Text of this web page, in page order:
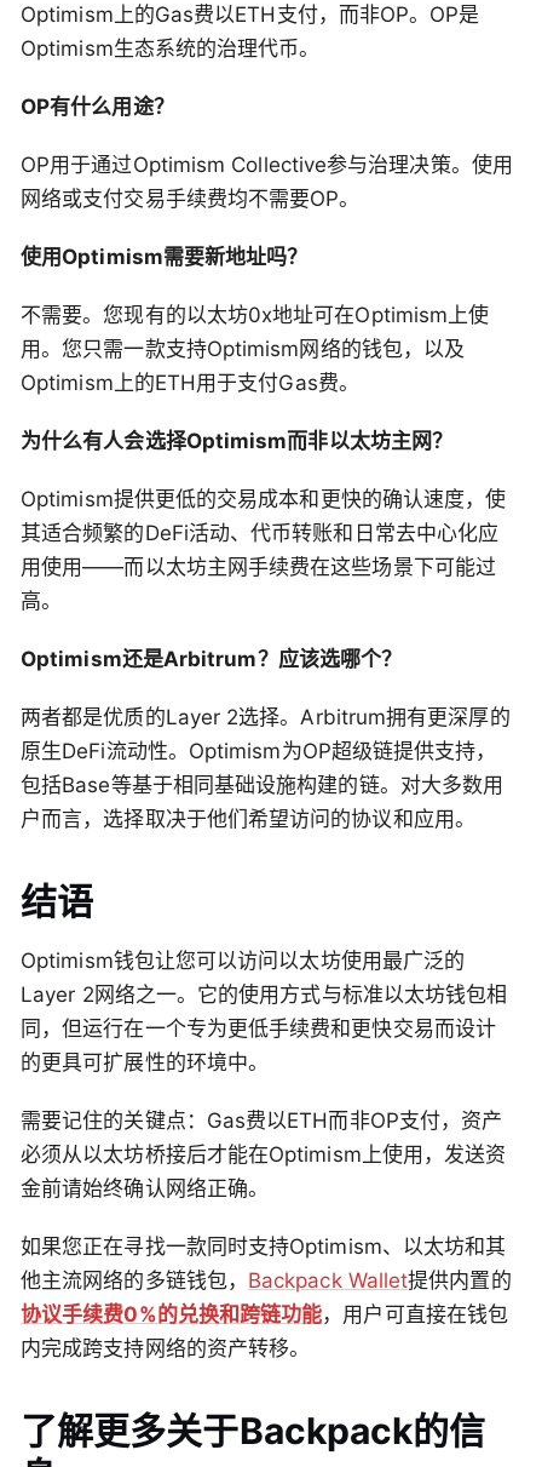
Optimism上的Gas费以ETH支付，而非OP。OP是
Optimism生态系统的治理代币。
OP有什么用途？
OP用于通过Optimism Collective参与治理决策。使用
网络或支付交易手续费均不需要OP。
使用Optimism需要新地址吗？
不需要。您现有的以太坊0x地址可在Optimism上使
用。您只需一款支持Optimism网络的钱包，以及
Optimism上的ETH用于支付Gas费。
为什么有人会选择Optimism而非以太坊主网？
Optimism提供更低的交易成本和更快的确认速度，使
其适合频繁的DeFi活动、代币转账和日常去中心化应
用使用——而以太坊主网手续费在这些场景下可能过
高。
Optimism还是Arbitrum？应该选哪个？
两者都是优质的Layer 2选择。Arbitrum拥有更深厚的
原生DeFi流动性。Optimism为OP超级链提供支持，
包括Base等基于相同基础设施构建的链。对大多数用
户而言，选择取决于他们希望访问的协议和应用。
结语
Optimism钱包让您可以访问以太坊使用最广泛的
Layer 2网络之一。它的使用方式与标准以太坊钱包相
同，但运行在一个专为更低手续费和更快交易而设计
的更具可扩展性的环境中。
需要记住的关键点：Gas费以ETH而非OP支付，资产
必须从以太坊桥接后才能在Optimism上使用，发送资
金前请始终确认网络正确。
如果您正在寻找一款同时支持Optimism、以太坊和其
他主流网络的多链钱包， Backpack Wallet提供内置的
协议手续费0%的兑换和跨链功能，用户可直接在钱包
内完成跨支持网络的资产转移。
了解更多关于Backpack的信